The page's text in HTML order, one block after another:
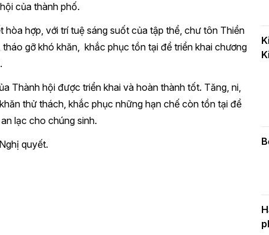
của thành phố.
hợp, với trí tuệ sáng suốt của tập thể, chư tôn Thiền
gỡ khó khăn, khắc phục tồn tại để triển khai chương
Thành hội được triển khai và hoàn thành tốt. Tăng, ni,
thử thách, khắc phục những hạn chế còn tồn tại để
lạc cho chúng sinh.
quyết.